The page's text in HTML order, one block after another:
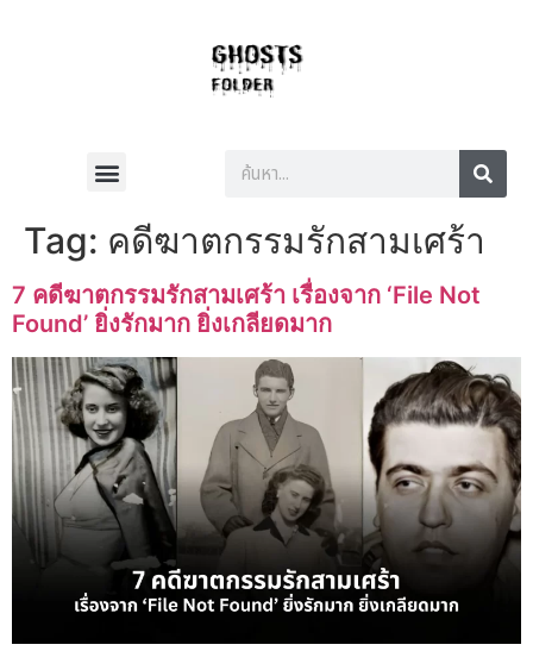
Tag: คดีฆาตกรรมรักสามเศร้า
7 คดีฆาตกรรมรักสามเศร้า เรื่องจาก ‘File Not
Found’ ยิ่งรักมาก ยิ่งเกลียดมาก